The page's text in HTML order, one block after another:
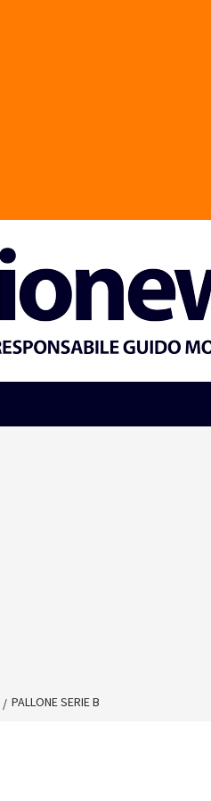
PALLONE SERIE B